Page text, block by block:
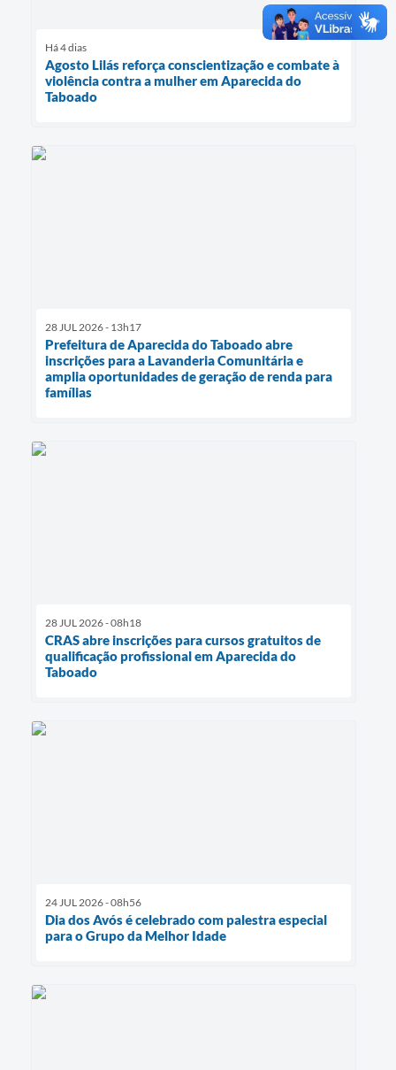
Há 4 dias
Agosto Lilás reforça conscientização e combate à
violência contra a mulher em Aparecida do
Taboado
28 JUL 2026 - 13h17
Prefeitura de Aparecida do Taboado abre
inscrições para a Lavanderia Comunitária e
amplia oportunidades de geração de renda para
famílias
28 JUL 2026 - 08h18
CRAS abre inscrições para cursos gratuitos de
qualificação profissional em Aparecida do
Taboado
24 JUL 2026 - 08h56
Dia dos Avós é celebrado com palestra especial
para o Grupo da Melhor Idade